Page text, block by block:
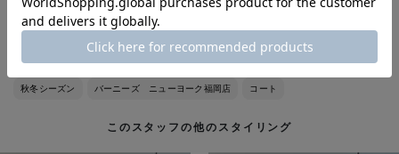
バーニーズ ニューヨーク BARNEYS NEW YORK ウィメンズウェア
秋冬シーズン バーニーズ ニューヨーク福岡店 コート
このスタッフの他のスタイリング